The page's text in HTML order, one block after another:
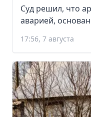
Суд решил, что
аварией,
17:56, 7 августа